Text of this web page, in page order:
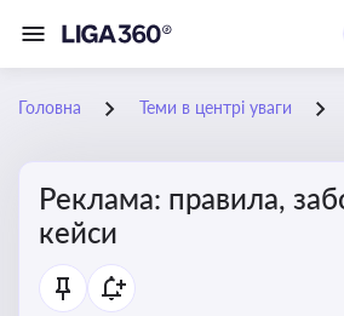
Головна Теми в центрі уваги
Реклама: правила,
кейси